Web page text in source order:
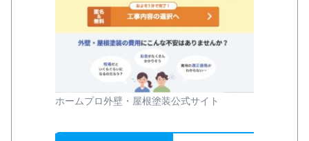
ホームプロ外壁・屋根塗装公式サイト